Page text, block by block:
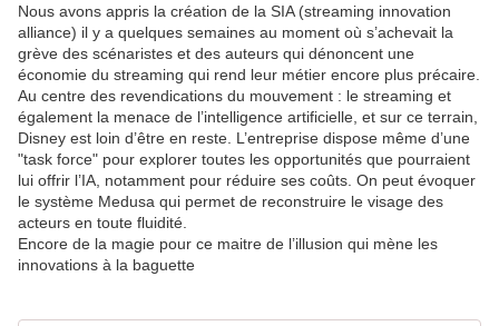
Nous avons appris la création de la SIA (streaming innovation
alliance) il y a quelques semaines au moment où s’achevait la
grève des scénaristes et des auteurs qui dénoncent une
économie du streaming qui rend leur métier encore plus précaire.
Au centre des revendications du mouvement : le streaming et
également la menace de l’intelligence artificielle, et sur ce terrain,
Disney est loin d’être en reste. L’entreprise dispose même d’une
"task force" pour explorer toutes les opportunités que pourraient
lui offrir l’IA, notamment pour réduire ses coûts. On peut évoquer
le système Medusa qui permet de reconstruire le visage des
acteurs en toute fluidité.
Encore de la magie pour ce maitre de l’illusion qui mène les
innovations à la baguette